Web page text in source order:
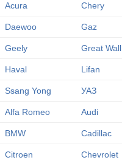
Acura Chery
Daewoo Gaz
Geely Great Wall
Haval Lifan
Ssang Yong УАЗ
Alfa Romeo Audi
BMW Cadillac
Citroen Chevrolet